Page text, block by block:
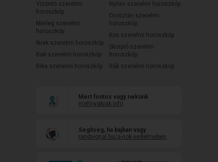
Vízöntő szerelmi
horoszkóp
Mérleg szerelmi
horoszkóp
Ikrek szerelmi horoszkóp
Bak szerelmi horoszkóp
Bika szerelmi horoszkóp
Nyilas szerelmi horoszkóp
Oroszlán szerelmi
horoszkóp
Kos szerelmi horoszkóp
Skorpió szerelmi
horoszkóp
Rák szerelmi horoszkóp
Mert fontos vagy nekünk
mehnyakrak.info
Segítség, ha bajban vagy
randivonal.hu/a-nok-vedelmeben